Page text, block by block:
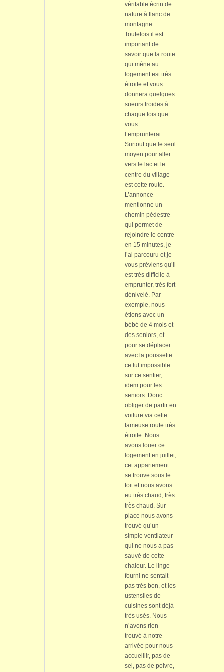
véritable écrin de
nature à flanc de
montagne.
Toutefois il est
important de
savoir que la route
qui mène au
logement est très
étroite et vous
donnera quelques
sueurs froides à
chaque fois que
vous
l’emprunterai.
Surtout que le seul
moyen pour aller
vers le lac et le
centre du village
est cette route.
L’annonce
mentionne un
chemin pédestre
qui permet de
rejoindre le centre
en 15 minutes, je
l’ai parcouru et je
vous préviens qu’il
est très difficile à
emprunter, très fort
dénivelé. Par
exemple, nous
étions avec un
bébé de 4 mois et
des seniors, et
pour se déplacer
avec la poussette
ce fut impossible
sur ce sentier,
idem pour les
seniors. Donc
obliger de partir en
voiture via cette
fameuse route très
étroite. Nous
avons louer ce
logement en juillet,
cet appartement
se trouve sous le
toit et nous avons
eu très chaud, très
très chaud. Sur
place nous avons
trouvé qu’un
simple ventilateur
qui ne nous a pas
sauvé de cette
chaleur. Le linge
fourni ne sentait
pas très bon, et les
ustensiles de
cuisines sont déjà
très usés. Nous
n’avons rien
trouvé à notre
arrivée pour nous
accueillir, pas de
sel, pas de poivre,